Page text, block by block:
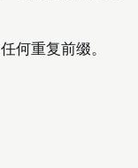
何重复前缀。